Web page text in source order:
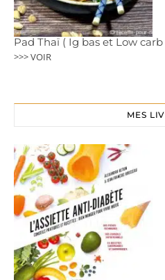
Pad Thaï ( Ig bas et Low carb
>>> VOIR
MES